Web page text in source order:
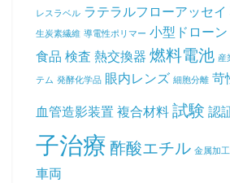
レスラベル ラテラルフローアッセイ
生炭素繊維 導電性ポリマー 小型ドローン
食品 検査 熱交換器 燃料電池 産
テム 発酵化学品 眼内レンズ 細胞分離 苛
血管造影装置 複合材料試験 認
子治療 酢酸エチル 金属加
車両